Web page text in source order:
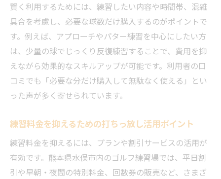
賢く利用するためには、練習したい内容や時間帯、混雑
具合を考慮し、必要な球数だけ購入するのがポイントで
す。例えば、アプローチやパター練習を中心にしたい方
は、少量の球でじっくり反復練習することで、費用を抑
えながら効果的なスキルアップが可能です。利用者の口
コミでも「必要な分だけ購入して無駄なく使える」とい
った声が多く寄せられています。
練習料金を抑えるための打ちっ放し活用ポイント
練習料金を抑えるには、プランや割引サービスの活用が
有効です。熊本県水俣市内のゴルフ練習場では、平日割
引や早朝・夜間の特別料金、回数券の販売など、さまざ